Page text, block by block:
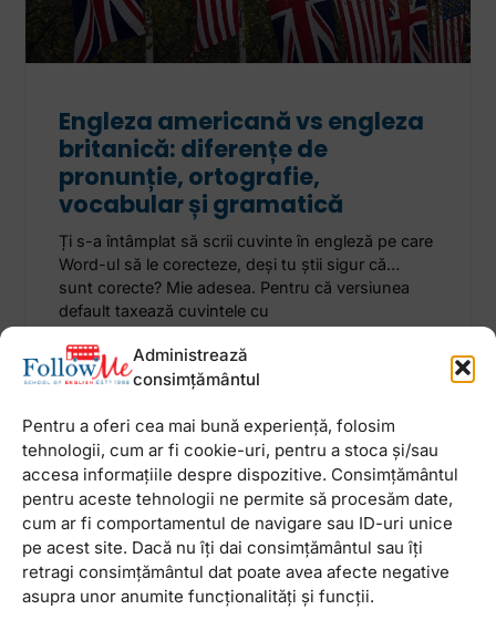
Administrează
consimțământul
Pentru a oferi cea mai bună experiență, folosim
tehnologii, cum ar fi cookie-uri, pentru a stoca și/sau
accesa informațiile despre dispozitive. Consimțământul
pentru aceste tehnologii ne permite să procesăm date,
cum ar fi comportamentul de navigare sau ID-uri unice
pe acest site. Dacă nu îți dai consimțământul sau îți
retragi consimțământul dat poate avea afecte negative
asupra unor anumite funcționalități și funcții.
Engleza americană vs engleza
britanică: diferențe de
pronunție, ortografie,
vocabular și gramatică
Ți s-a întâmplat să scrii cuvinte în engleză pe care
Word-ul să le corecteze, deși tu știi sigur că…
sunt corecte? Mie adesea. Pentru că versiunea
default taxează cuvintele cu
13 octombrie 2022 Niciun comentariu
Newsletter